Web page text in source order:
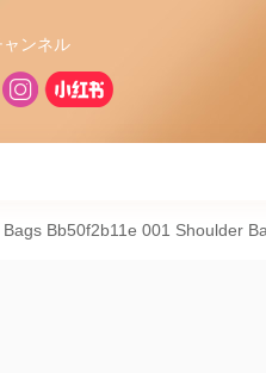
ャンネル
Bb50f2b11e 001 Shoulder